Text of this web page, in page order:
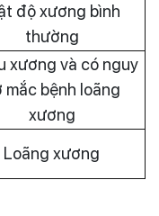
độ xương bình
thường
xương và có nguy
mắc bệnh loãng
xương
Loãng xương